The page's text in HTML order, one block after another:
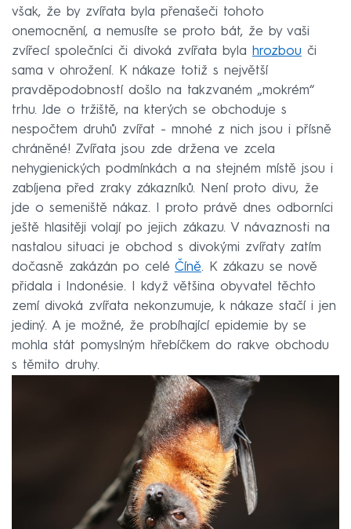
však, že by zvířata byla přenašeči tohoto
onemocnění, a nemusíte se proto bát, že by vaši
zvířecí společníci či divoká zvířata byla hrozbou či
sama v ohrožení. K nákaze totiž s největší
pravděpodobností došlo na takzvaném „mokrém“
trhu. Jde o tržiště, na kterých se obchoduje s
nespočtem druhů zvířat - mnohé z nich jsou i přísně
chráněné! Zvířata jsou zde držena ve zcela
nehygienických podmínkách a na stejném místě jsou i
zabíjena před zraky zákazníků. Není proto divu, že
jde o semeniště nákaz. I proto právě dnes odborníci
ještě hlasitěji volají po jejich zákazu. V návaznosti na
nastalou situaci je obchod s divokými zvířaty zatím
dočasně zakázán po celé Číně. K zákazu se nově
přidala i Indonésie. I když většina obyvatel těchto
zemí divoká zvířata nekonzumuje, k nákaze stačí i jen
jediný. A je možné, že probíhající epidemie by se
mohla stát pomyslným hřebíčkem do rakve obchodu
s těmito druhy.